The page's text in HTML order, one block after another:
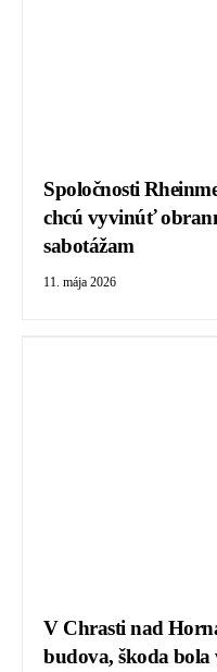
Spoločnosti
chcú vyvinúť
sabotážam
11. mája 2026
V Chrasti nad
budova, škoda bola